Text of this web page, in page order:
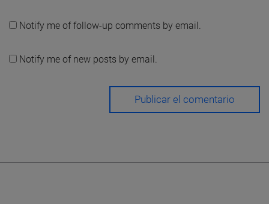
Notify me of follow-up comments by email.
Notify me of new posts by email.